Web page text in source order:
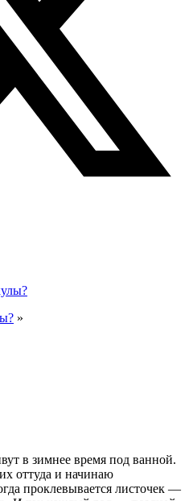
»
в зимнее время под ванной.
оттуда и начинаю
проклевывается листочек —